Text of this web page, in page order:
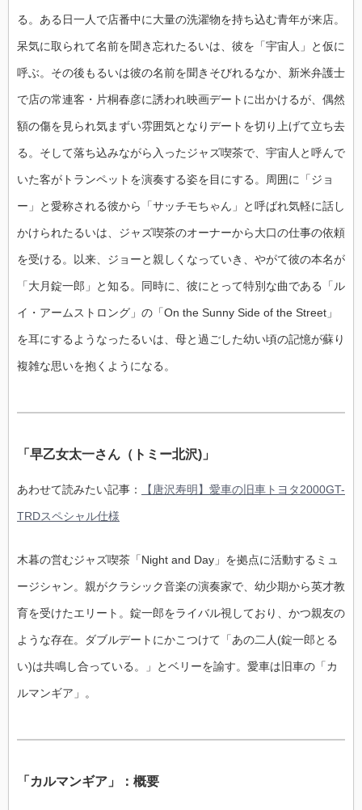
る。ある日一人で店番中に大量の洗濯物を持ち込む青年が来店。
呆気に取られて名前を聞き忘れたるいは、彼を「宇宙人」と仮に
呼ぶ。その後もるいは彼の名前を聞きそびれるなか、新米弁護士
で店の常連客・片桐春彦に誘われ映画デートに出かけるが、偶然
額の傷を見られ気まずい雰囲気となりデートを切り上げて立ち去
る。そして落ち込みながら入ったジャズ喫茶で、宇宙人と呼んで
いた客がトランペットを演奏する姿を目にする。周囲に「ジョ
ー」と愛称される彼から「サッチモちゃん」と呼ばれ気軽に話し
かけられたるいは、ジャズ喫茶のオーナーから大口の仕事の依頼
を受ける。以来、ジョーと親しくなっていき、やがて彼の本名が
「大月錠一郎」と知る。同時に、彼にとって特別な曲である「ル
イ・アームストロング」の「On the Sunny Side of the Street」
を耳にするようなったるいは、母と過ごした幼い頃の記憶が蘇り
複雑な思いを抱くようになる。
「早乙女太一さん（トミー北沢)」
あわせて読みたい記事： 【唐沢寿明】愛車の旧車トヨタ2000GT-
TRDスペシャル仕様
木暮の営むジャズ喫茶「Night and Day」を拠点に活動するミュ
ージシャン。親がクラシック音楽の演奏家で、幼少期から英才教
育を受けたエリート。錠一郎をライバル視しており、かつ親友の
ような存在。ダブルデートにかこつけて「あの二人(錠一郎とる
い)は共鳴し合っている。」とベリーを諭す。愛車は旧車の「カ
ルマンギア」。
「カルマンギア」：概要